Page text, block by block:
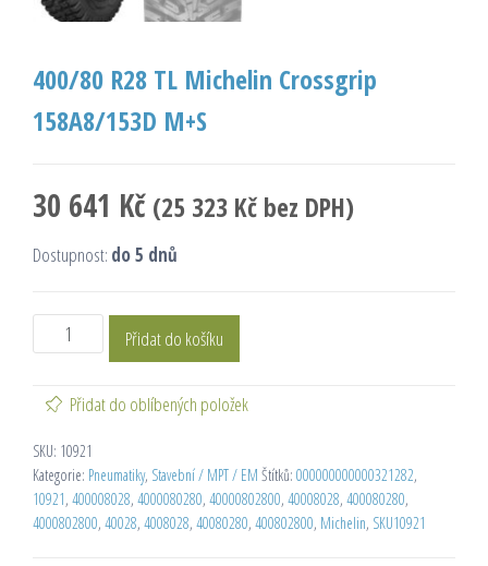
400/80 R28 TL Michelin Crossgrip
158A8/153D M+S
30 641 Kč (25 323 Kč bez DPH)
Dostupnost: do 5 dnů
Přidat do košíku
Přidat do oblíbených položek
SKU: 10921
Kategorie: Pneumatiky, Stavební / MPT / EM Štítků: 000000000000321282,
10921, 400008028, 4000080280, 40000802800, 40008028, 400080280,
4000802800, 40028, 4008028, 40080280, 400802800, Michelin, SKU10921